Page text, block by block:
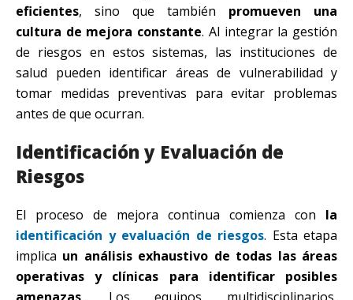
eficientes, sino que también promueven una
cultura de mejora constante. Al integrar la gestión
de riesgos en estos sistemas, las instituciones de
salud pueden identificar áreas de vulnerabilidad y
tomar medidas preventivas para evitar problemas
antes de que ocurran.
Identificación y Evaluación de
Riesgos
El proceso de mejora continua comienza con la
identificación y evaluación de riesgos. Esta etapa
implica un análisis exhaustivo de todas las áreas
operativas y clínicas para identificar posibles
amenazas. Los equipos multidisciplinarios,